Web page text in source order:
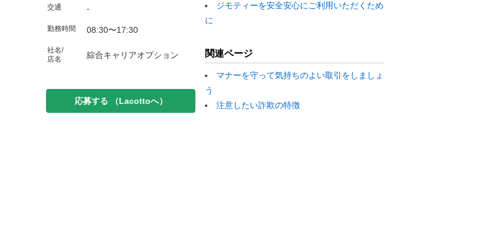
交通 -
勤務時間 08:30〜17:30
社名/
店名
綜合キャリアオプション
応募する （Lacottoへ）
ジモティーを安全安心にご利用いただくため
に
関連ページ
マナーを守って気持ちのよい取引をしましょ
う
注意したい詐欺の特徴